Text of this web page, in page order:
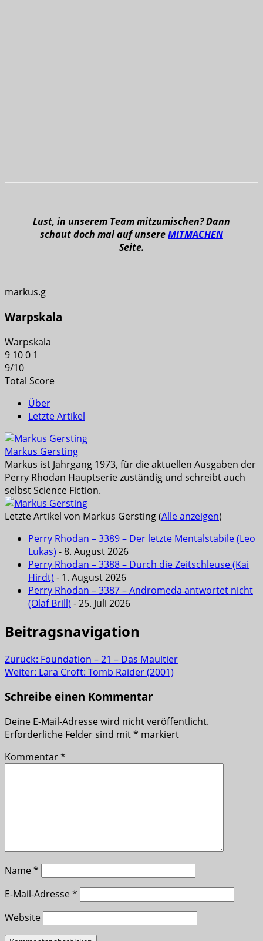
Lust, in unserem Team mitzumischen? Dann
schaut doch mal auf unsereMITMACHEN
Seite.
markus.g
Warpskala
Warpskala
9 100 1
9/10
Total Score
Über
Letzte Artikel
Markus Gersting
Markus ist Jahrgang 1973, für die aktuellen Ausgaben der
Perry Rhodan Hauptserie zuständig und schreibt auch
selbst Science Fiction.
Letzte Artikel von Markus Gersting(Alle anzeigen)
Perry Rhodan – 3389 – Der letzte Mentalstabile (Leo
Lukas) - 8. August 2026
Perry Rhodan – 3388 – Durch die Zeitschleuse (Kai
Hirdt) - 1. August 2026
Perry Rhodan – 3387 – Andromeda antwortet nicht
(Olaf Brill) - 25. Juli 2026
Beitragsnavigation
Zurück: Foundation – 21 – Das Maultier
Weiter: Lara Croft: Tomb Raider (2001)
Schreibe einen Kommentar
Deine E-Mail-Adresse wird nicht veröffentlicht.
Erforderliche Felder sind mit* markiert
Kommentar*
Name*
E-Mail-Adresse*
Website